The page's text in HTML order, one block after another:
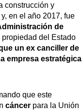
construcción y
en el año 2017, fue
de
del Estado
un ex canciller de
empresa estratégica
que este
cáncer para la Unión